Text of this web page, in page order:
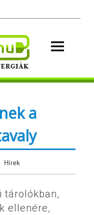
energiák.
a
Hírek
tárolókban,
ellenére,